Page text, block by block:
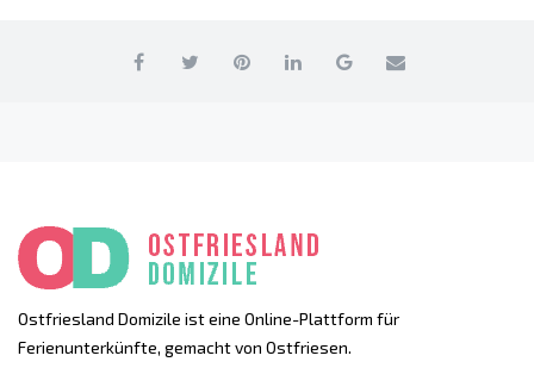
Ostfriesland Domizile ist eine Online-Plattform für
Ferienunterkünfte, gemacht von Ostfriesen.